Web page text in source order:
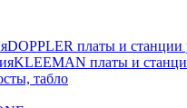
DOPPLER платы и станции
KLEEMAN платы и
табло